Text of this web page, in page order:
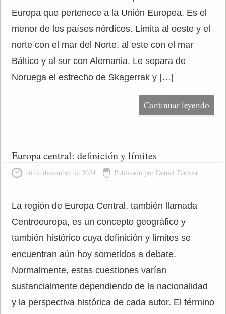
Europa que pertenece a la Unión Europea. Es el
menor de los países nórdicos. Limita al oeste y el
norte con el mar del Norte, al este con el mar
Báltico y al sur con Alemania. Le separa de
Noruega el estrecho de Skagerrak y […]
Continuar leyendo
Europa central: definición y límites
16 de diciembre de 2024 Publicado por Daniel Terrasa
La región de Europa Central, también llamada
Centroeuropa, es un concepto geográfico y
también histórico cuya definición y límites se
encuentran aún hoy sometidos a debate.
Normalmente, estas cuestiones varían
sustancialmente dependiendo de la nacionalidad
y la perspectiva histórica de cada autor. El término